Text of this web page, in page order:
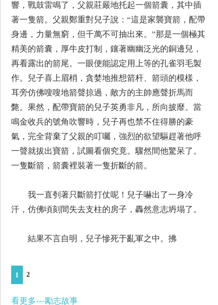
響，戰鼓雷鳴了，父親莊嚴地托起一個箭囊，其中插
著一隻箭。父親鄭重對兒子說：“這是家襲寶箭，配帶
身邊，力量無窮，但千萬不可抽出來。”那是一個極其
精美的箭囊，厚牛皮打制，鑲著幽幽泛光的銅邊兒，
再看露出的箭尾。一眼便能認定用上等的孔雀羽毛製
作。兒子喜上眉梢，貪婪地推想箭杆、箭頭的模樣，
耳旁仿佛嗖嗖地箭聲掠過，敵方的主帥應聲折馬而
斃。果然，配帶寶箭的兒子英勇非凡，所向披靡。當
鳴金收兵的號角吹響時，兒子再也禁不住得勝的豪
氣，完全背棄了父親的叮囑，強烈的欲望驅趕著他呼
一聲就拔出寶箭，試圖看個究竟。驟然間他驚呆了。
一隻斷箭，箭囊裡裝著一隻折斷的箭。
我一直刳著只斷箭打仗呢！兒子嚇出了一身冷
汗，仿佛頃刻間失去支柱的房子，轟然意志坍塌了。
結果不言自明，兒子慘死于亂軍之中。拂
1 2
看更多---勵志故事